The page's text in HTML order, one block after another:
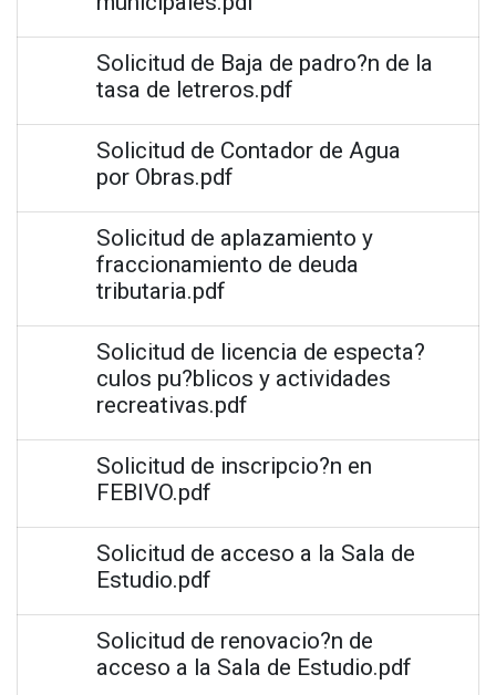
Solicitud de Baja de padro?n de la
tasa de letreros.pdf
Solicitud de Contador de Agua
por Obras.pdf
Solicitud de aplazamiento y
fraccionamiento de deuda
tributaria.pdf
Solicitud de licencia de especta?
culos pu?blicos y actividades
recreativas.pdf
Solicitud de inscripcio?n en
FEBIVO.pdf
Solicitud de acceso a la Sala de
Estudio.pdf
Solicitud de renovacio?n de
acceso a la Sala de Estudio.pdf